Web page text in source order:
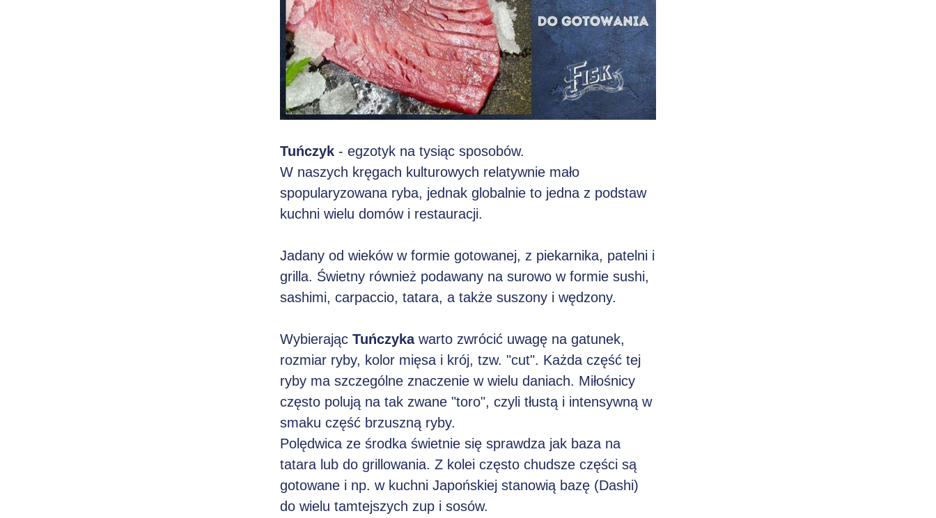
Tuńczyk - egzotyk na tysiąc sposobów.
W naszych kręgach kulturowych relatywnie mało
spopularyzowana ryba, jednak globalnie to jedna z podstaw
kuchni wielu domów i restauracji.
Jadany od wieków w formie gotowanej, z piekarnika, patelni i
grilla. Świetny również podawany na surowo w formie sushi,
sashimi, carpaccio, tatara, a także suszony i wędzony.
Wybierając Tuńczykawarto zwrócić uwagę na gatunek,
rozmiar ryby, kolor mięsa i krój, tzw. "cut". Każda część tej
ryby ma szczególne znaczenie w wielu daniach. Miłośnicy
często polują na tak zwane "toro", czyli tłustą i intensywną w
smaku część brzuszną ryby.
Polędwica ze środka świetnie się sprawdza jak baza na
tatara lub do grillowania. Z kolei często chudsze części są
gotowane i np. w kuchni Japońskiej stanowią bazę (Dashi)
do wielu tamtejszych zup i sosów.